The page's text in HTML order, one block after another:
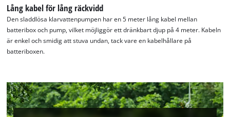
This content is not permitted to load due
to trackers that are not disclosed to the
visitor. The website owner needs to setup
the site with their CMP to add this content
Lång kabel för lång räckvidd
Den sladdlösa klarvattenpumpen har en 5 meter lång kabel mellan
batteribox och pump, vilket möjliggör ett dränkbart djup på 4 meter. Kabeln
är enkel och smidig att stuva undan, tack vare en kabelhållare på
batteriboxen.